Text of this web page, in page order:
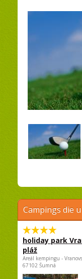
Campings die
holiday park